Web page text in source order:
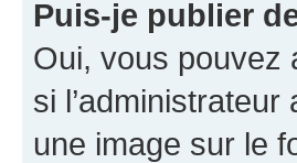
Puis-je publier
Oui, vous pouvez
si
une image sur le